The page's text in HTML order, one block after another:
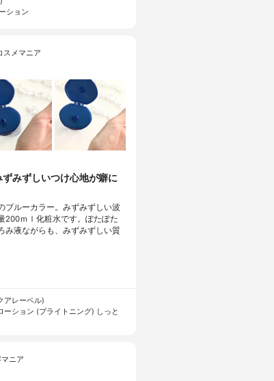
ション
スメマニア
みずしいつけ心地が癖に
ブルーカラー。みずみずしい波
200ｍｌ化粧水です。ぽたぽた
み液ながらも、みずみずしい質
アレーベル)
ーション (ブライトニング) しっと
ニア